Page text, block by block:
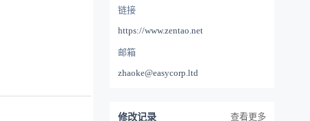
链接
https://www.zentao.net
邮箱
zhaoke@easycorp.ltd
修改记录 查看更多